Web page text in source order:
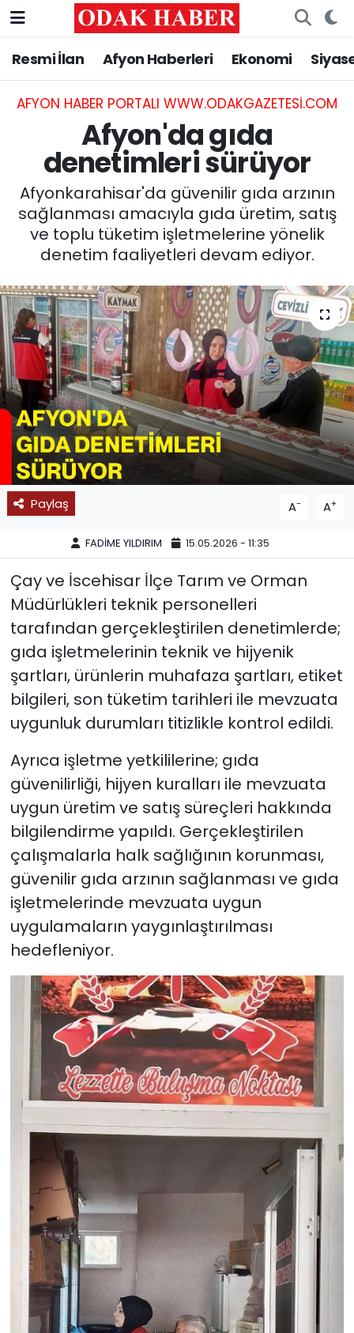
Resmi İlan Afyon Haberleri Ekonomi
AFYON HABER PORTALI WWW.ODAKGAZETESI.COM
Afyon'da gıda
denetimleri sürüyor
Afyonkarahisar'da güvenilir gıda arzının
sağlanması amacıyla gıda üretim, satış
ve toplu tüketim işletmelerine yönelik
denetim faaliyetleri devam ediyor.
Paylaş A- A+
FADİME YILDIRIM 15.05.2026 - 11:35
Çay ve İscehisar İlçe Tarım ve Orman
Müdürlükleri teknik personelleri
tarafından gerçekleştirilen denetimlerde;
gıda işletmelerinin teknik ve hijyenik
şartları, ürünlerin muhafaza şartları, etiket
bilgileri, son tüketim tarihleri ile mevzuata
uygunluk durumları titizlikle kontrol edildi.
Ayrıca işletme yetkililerine; gıda
güvenilirliği, hijyen kuralları ile mevzuata
uygun üretim ve satış süreçleri hakkında
bilgilendirme yapıldı. Gerçekleştirilen
çalışmalarla halk sağlığının korunması,
güvenilir gıda arzının sağlanması ve gıda
işletmelerinde mevzuata uygun
uygulamaların yaygınlaştırılması
hedefleniyor.
AFYONKARAHİSAR HABERLERİ
Resmi İlan
ASAYİŞ
SİYASET
EĞİTİM
MAGAZİN
SAĞLIK
SPOR
11:11 MANŞET
Nöbetçi Eczaneler
Hava Durumu
Trafik Durumu
Süper Lig Puan Durumu ve Fikstür
Tüm Manşetler
Son Dakika Haberleri
Haber Arşivi